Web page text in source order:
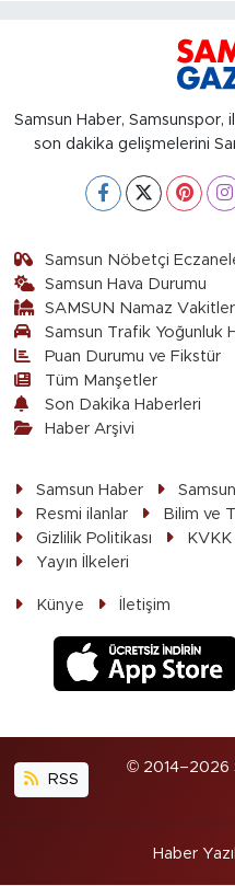
Samsun Haber,
son dakika gelişmelerini
Samsun Nöbetçi
Samsun Hava Durumu
SAMSUN Namaz
Samsun Trafik Yoğunluk
Puan Durumu ve Fikstür
Tüm Manşetler
Son Dakika Haberleri
Haber Arşivi
Samsun Haber
Resmi ilanlar
Bilim ve
Gizlilik Politikası
KVKK
Yayın İlkeleri
Künye İletişim
RSS
© 2014–2026
Haber